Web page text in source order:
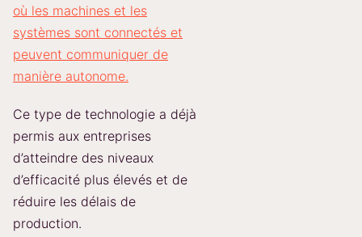
où les machines et les
systèmes sont connectés et
peuvent communiquer de
manière autonome.
Ce type de technologie a déjà
permis aux entreprises
d’atteindre des niveaux
d’efficacité plus élevés et de
réduire les délais de
production.